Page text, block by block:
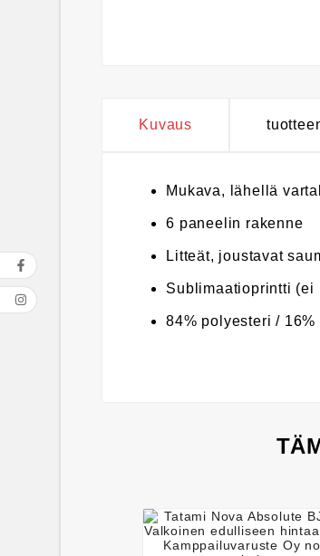
Kuvaus
Mukava, lähellä
6 paneelin rakenne
Litteät, joustavat
Sublimaatioprintti (ei
84% polyesteri / 16%
  